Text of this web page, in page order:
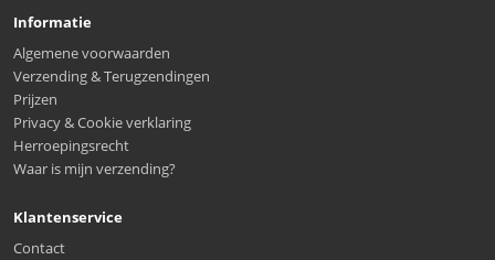
Informatie
Algemene voorwaarden
Verzending & Terugzendingen
Prijzen
Privacy & Cookie verklaring
Herroepingsrecht
Waar is mijn verzending?
Klantenservice
Contact